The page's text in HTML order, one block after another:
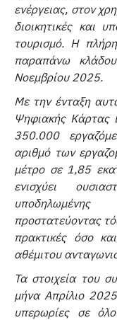
ενέργειας, στον
διοικητικές και
τουρισμό. Η
παραπάνω
Νοεμβρίου 2025.
Με την ένταξη
Ψηφιακής Κάρτας
350.000
αριθμό των
μέτρο σε 1,85
ενισχύει
προστατεύοντας
πρακτικές όσο
αθέμιτου
Τα στοιχεία του
μήνα Απρίλιο
υπερωρίες σε